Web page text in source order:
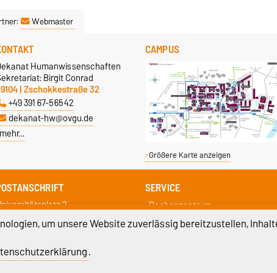
Webmaster
Humanwissenschaften
Birgit Conrad
| Zschokkestraße 32
+49 391 67-56542
dekanat-hw@ovgu.de
mehr…
CAMPUS
Größere Karte anzeigen
2
SERVICE
Rechenzentrum
Campus Service Center
Studentenwerk
um unsere Website zuverlässig bereitzustellen,
.